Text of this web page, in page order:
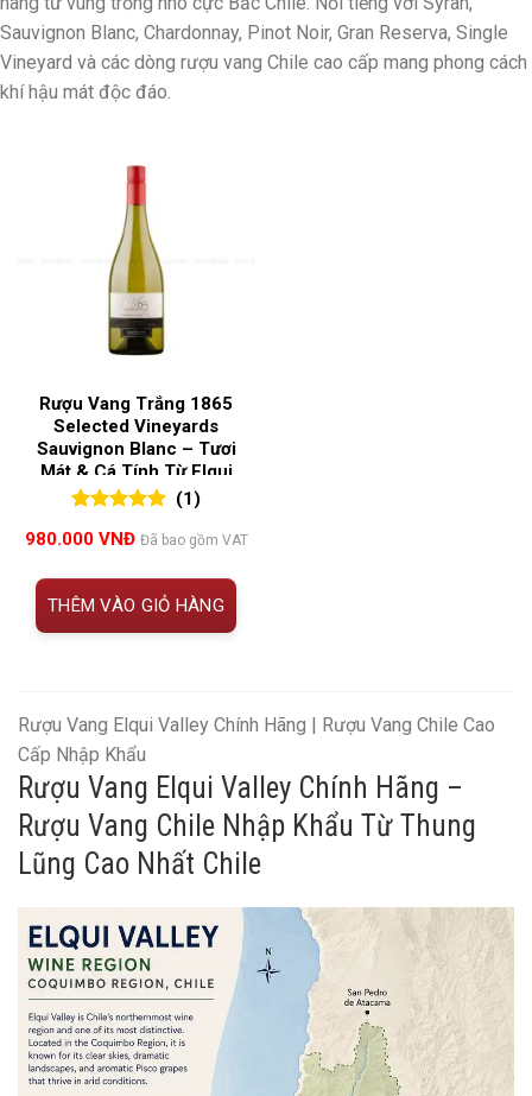
Sauvignon Blanc, Chardonnay, Pinot Noir, Gran Reserva, Single
Vineyard và các dòng rượu vang Chile cao cấp mang phong cách
khí hậu mát độc đáo.
Rượu Vang Trắng 1865
Selected Vineyards
Sauvignon Blanc – Tươi
Mát & Cá Tính Từ Elqui
Valley
đánh giá
(1)
980.000 VNĐ Đã bao gồm VAT
THÊM VÀO GIỎ HÀNG
Rượu Vang Elqui Valley Chính Hãng | Rượu Vang Chile Cao
Cấp Nhập Khẩu
Rượu Vang Elqui Valley Chính Hãng –
Rượu Vang Chile Nhập Khẩu Từ Thung
Lũng Cao Nhất Chile